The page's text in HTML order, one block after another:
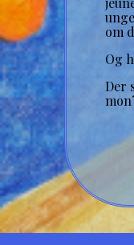
om
Og
Der